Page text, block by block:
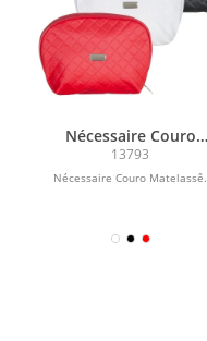
Nécessaire Couro
Matelassê
13793
Nécessaire Couro Matelassê.